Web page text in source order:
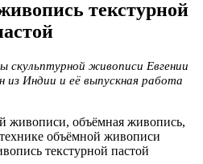
скульптурной живописи Евгении
Индии и её выпускная работа